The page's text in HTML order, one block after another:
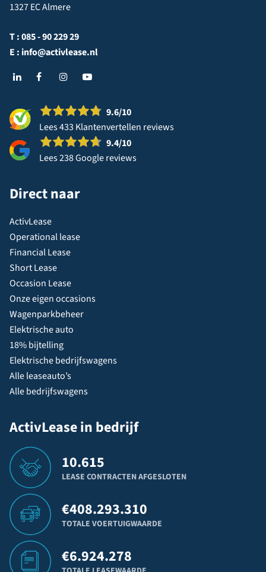
1327 EC Almere
T :085 - 90 229 29
E : info@activlease.nl
9.6/10
Lees 433 Klantenvertellen reviews
9.4/10
Lees 238 Google reviews
Direct naar
ActivLease
Operational lease
Financial Lease
Short Lease
Occasion Lease
Onze eigen occasions
Wagenparkbeheer
Elektrische auto
18% bijtelling
Elektrische bedrijfswagens
Alle leaseauto’s
Alle bedrijfswagens
ActivLease in bedrijf
10.615
LEASE CONTRACTEN AFGESLOTEN
€408.293.310
TOTALE VOERTUIGWAARDE
€6.924.278